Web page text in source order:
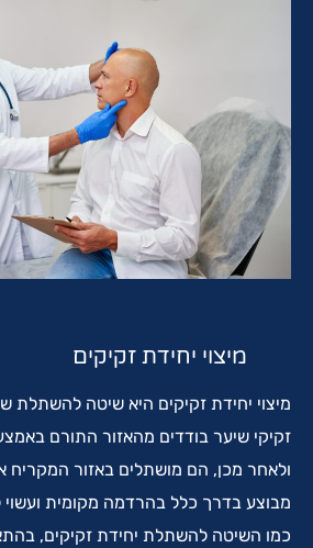
מיצוי יחידת זקיקים
מיצוי יחידת זקיקים היא שיטה להשתלת
זקיקי שיער בודדים מהאזור התורם
ולאחר מכן, הם מושתלים באזור המקריח
מבוצע בדרך כלל בהרדמה מקומית
כמו השיטה להשתלת יחידת זקיקים,